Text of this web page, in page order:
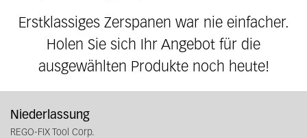
Erstklassiges Zerspanen war nie einfacher.
Holen Sie sich Ihr Angebot für die
ausgewählten Produkte noch heute!
Niederlassung
REGO-FIX Tool Corp.